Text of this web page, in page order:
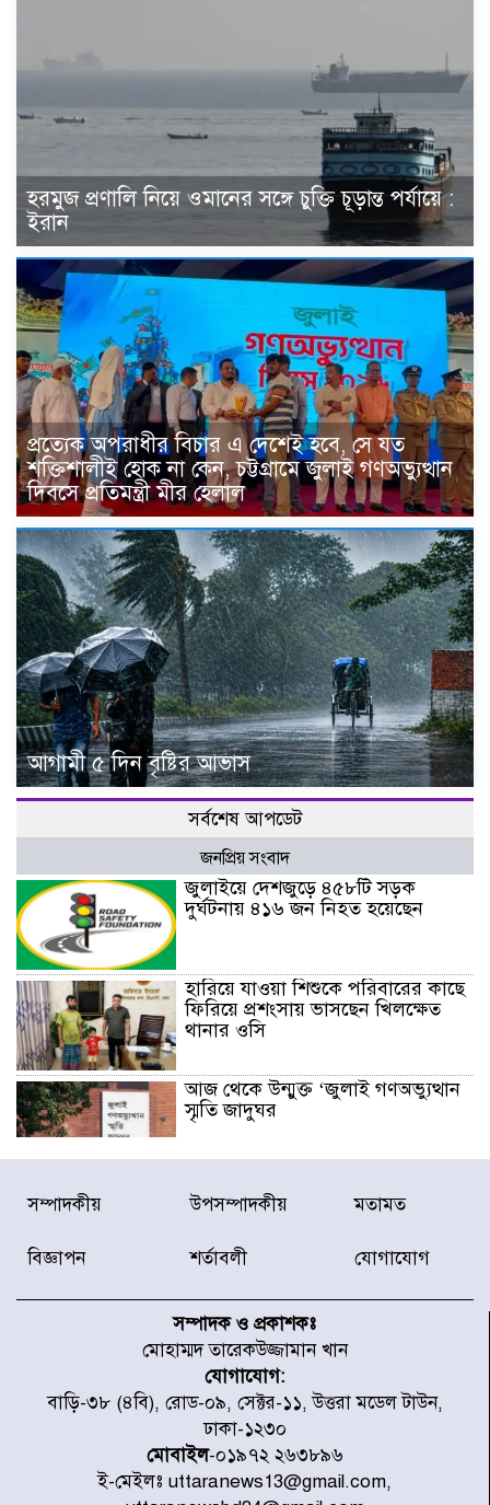
হরমুজ প্রণালি নিয়ে ওমানের সঙ্গে চুক্তি চূড়ান্ত পর্যায়ে :
ইরান
প্রত্যেক অপরাধীর বিচার এ দেশেই হবে, সে যত
শক্তিশালীই হোক না কেন, চট্টগ্রামে জুলাই গণঅভ্যুত্থান
দিবসে প্রতিমন্ত্রী মীর হেলাল
আগামী ৫ দিন বৃষ্টির আভাস
সর্বশেষ আপডেট
জনপ্রিয় সংবাদ
জুলাইয়ে দেশজুড়ে ৪৫৮টি সড়ক
দুর্ঘটনায় ৪১৬ জন নিহত হয়েছেন
হারিয়ে যাওয়া শিশুকে পরিবারের কাছে
ফিরিয়ে প্রশংসায় ভাসছেন খিলক্ষেত
থানার ওসি
আজ থেকে উন্মুক্ত ‘জুলাই গণঅভ্যুত্থান
স্মৃতি জাদুঘর
রাজধানীর উত্তরা আঞ্চলিক পাসপোর্ট
অফিসের সামনে দালাল চক্রের ১৩ জন
করেছে র‌্যাব-১
চূড়ান্ত পর্যায়ে : ইরান
প্রত্যেক অপরাধীর বিচার এ দেশেই
হবে, সে যত শক্তিশালীই হোক না কেন,
চট্টগ্রামে জুলাই গণঅভ্যুত্থান দিবসে
প্রতিমন্ত্রী মীর হেলাল
আগামী ৫ দিন বৃষ্টির আভাস
সম্পাদকীয় উপসম্পাদকীয় মতামত
বিজ্ঞাপন শর্তাবলী যোগাযোগ
সম্পাদক ও প্রকাশকঃ
মোহাম্মদ তারেকউজ্জামান খান
যোগাযোগ:
বাড়ি-৩৮ (৪বি), রোড-০৯, সেক্টর-১১, উত্তরা মডেল টাউন,
ঢাকা-১২৩০
মোবাইল-০১৯৭২ ২৬৩৮৯৬
ই-মেইলঃ uttaranews13@gmail.com,